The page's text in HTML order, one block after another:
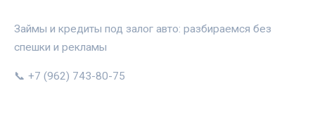
Займы и кредиты под залог авто: разбираемся без
спешки и рекламы
📞 +7 (962) 743-80-75